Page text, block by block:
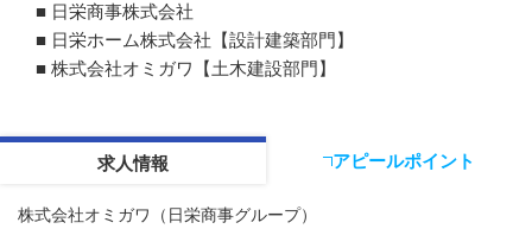
■ 日栄商事株式会社
■ 日栄ホーム株式会社【設計建築部門】
■ 株式会社オミガワ【土木建設部門】
求人情報 アピールポイント
株式会社オミガワ（日栄商事グループ）